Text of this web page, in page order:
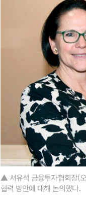
▲ 서유석 금융투자협회장(
협력 방안에 대해 논의했다.